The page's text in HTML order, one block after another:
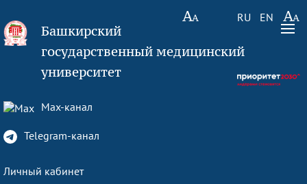
RU EN
Башкирский
государственный медицинский
университет
Max-канал
Telegram-канал
Личный кабинет